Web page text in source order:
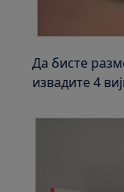
Да бисте
извадите 4